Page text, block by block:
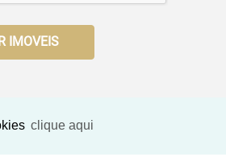
clique aqui
IMOVEIS